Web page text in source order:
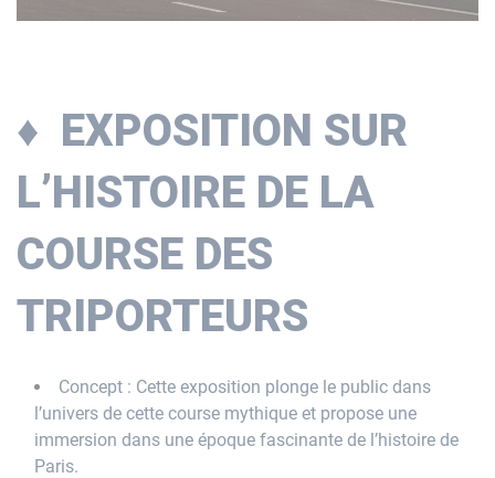
♦ EXPOSITION SUR
L’HISTOIRE DE LA
COURSE DES
TRIPORTEURS
Concept : Cette exposition plonge le public dans
l’univers de cette course mythique et propose une
immersion dans une époque fascinante de l’histoire de
Paris.